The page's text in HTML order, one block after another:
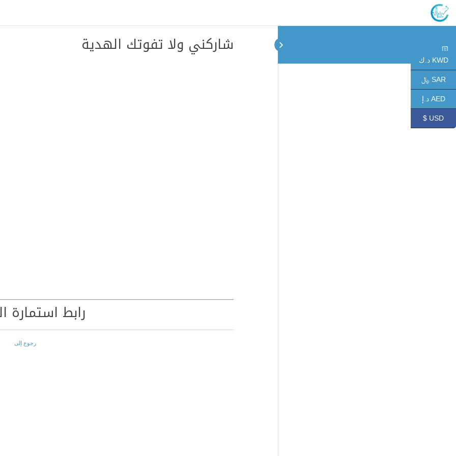
شاركني ولا تفوتك الهدية
رابط استمارة
رجوع إلى
KWD د.ك
SAR ﷼
AED د.إ
USD $